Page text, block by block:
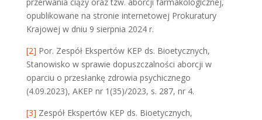
opublikowane na stronie internetowej Prokuratury
Krajowej w dniu 9 sierpnia 2024 r.
[2] Por. Zespół Ekspertów KEP ds. Bioetycznych,
Stanowisko w sprawie dopuszczalności aborcji w
oparciu o przesłankę zdrowia psychicznego
(4.09.2023), AKEP nr 1(35)/2023, s. 287, nr 4.
[3] Zespół Ekspertów KEP ds. Bioetycznych,